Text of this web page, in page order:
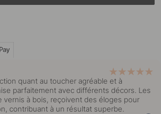
quant au toucher agréable et à
parfaitement avec différents décors. Les
vernis à bois, reçoivent des éloges pour
contribuant à un résultat superbe.